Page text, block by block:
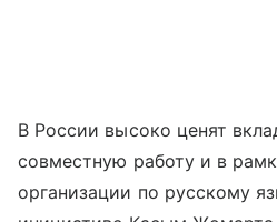
В России высоко ценят
совместную работу и в
организации по русскому